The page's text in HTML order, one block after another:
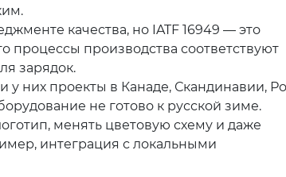
качества, но IATF 16949 — это
процессы производства соответствуют
зарядок.
у них проекты в Канаде, Скандинавии,
не готово к русской зиме.
менять цветовую схему и даже
интеграция с локальными